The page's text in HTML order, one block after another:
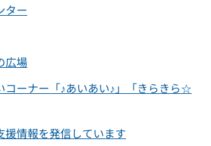
ター
広場
コーナー「♪あいあい♪」「きらきら☆
援情報を発信しています